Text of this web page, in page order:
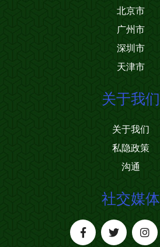
北京市
广州市
深圳市
天津市
关于我们
关于我们
私隐政策
沟通
社交媒体